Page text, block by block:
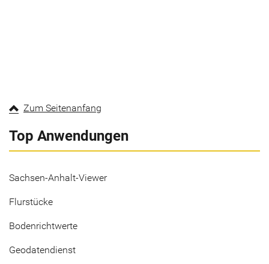
Zum Seitenanfang
Top Anwendungen
Sachsen-Anhalt-Viewer
Flurstücke
Bodenrichtwerte
Geodatendienst